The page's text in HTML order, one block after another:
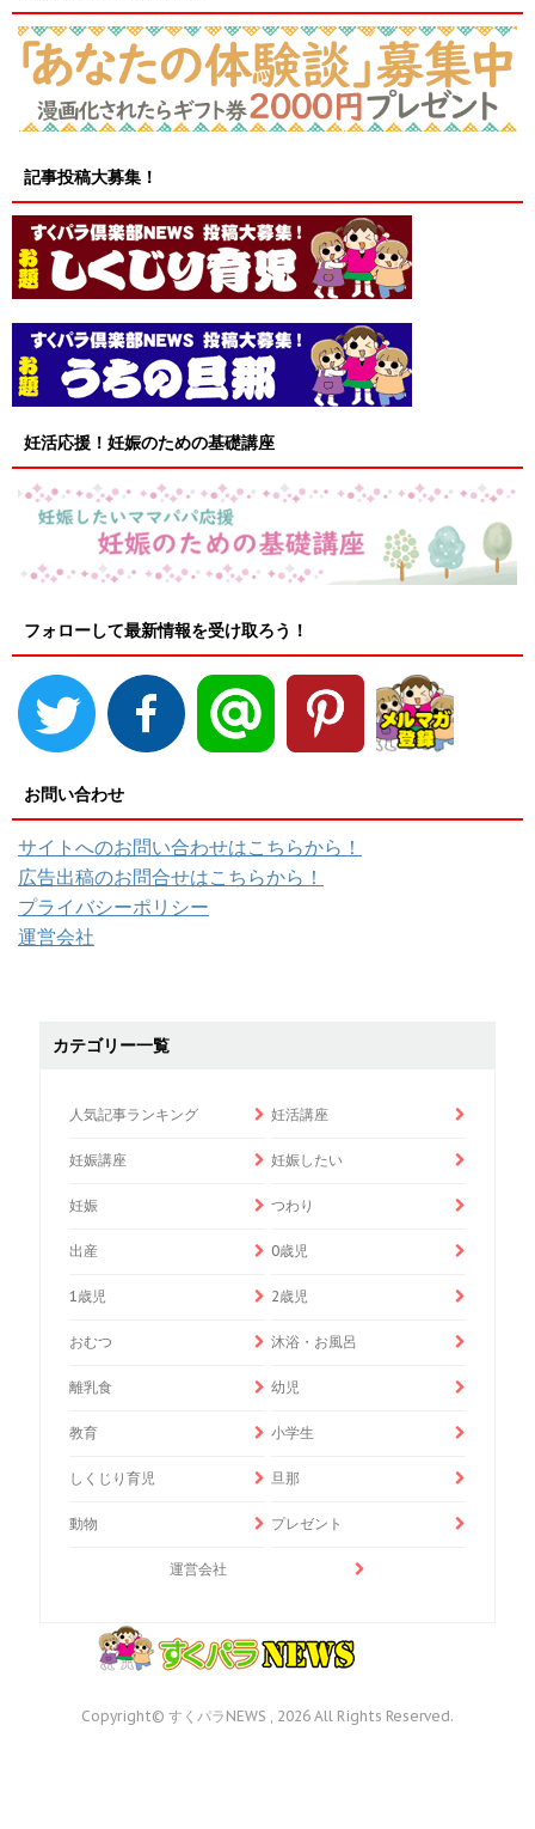
記事投稿大募集！
妊活応援！妊娠のための基礎講座
フォローして最新情報を受け取ろう！
お問い合わせ
サイトへのお問い合わせはこちらから！
広告出稿のお問合せはこちらから！
プライバシーポリシー
運営会社
カテゴリー一覧
人気記事ランキング 妊活講座
妊娠講座 妊娠したい
妊娠 つわり
出産 0歳児
1歳児 2歳児
おむつ 沐浴・お風呂
離乳食 幼児
教育 小学生
しくじり育児 旦那
動物 プレゼント
運営会社
Copyright© すくパラNEWS , 2026 All Rights Reserved.